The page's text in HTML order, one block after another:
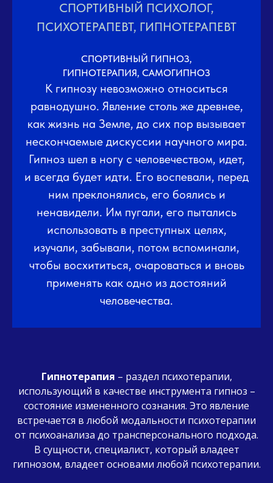
СПОРТИВНЫЙ ПСИХОЛОГ,
ПСИХОТЕРАПЕВТ, ГИПНОТЕРАПЕВТ
СПОРТИВНЫЙ ГИПНОЗ,
ГИПНОТЕРАПИЯ, САМОГИПНОЗ
К гипнозу невозможно относиться
равнодушно. Явление столь же древнее,
как жизнь на Земле, до сих пор вызывает
нескончаемые дискуссии научного мира.
Гипноз шел в ногу с человечеством, идет,
и всегда будет идти. Его воспевали, перед
ним преклонялись, его боялись и
ненавидели. Им пугали, его пытались
использовать в преступных целях,
изучали, забывали, потом вспоминали,
чтобы восхититься, очароваться и вновь
применять как одно из достояний
человечества.
Гипнотерапия – раздел психотерапии,
использующий в качестве инструмента гипноз –
состояние измененного сознания. Это явление
встречается в любой модальности психотерапии
от психоанализа до трансперсонального подхода.
В сущности, специалист, который владеет
гипнозом, владеет основами любой психотерапии.